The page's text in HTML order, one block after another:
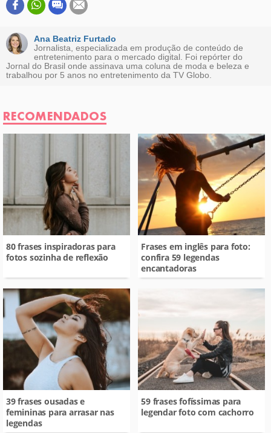
Este conteúdo contém informação incorreta
Este conteúdo não tem a informação que procuro
Outro
Ana Beatriz Furtado
Jornalista, especializada em produção de conteúdo de
entretenimento para o mercado digital. Foi repórter do
Jornal do Brasil onde assinava uma coluna de moda e beleza e
trabalhou por 5 anos no entretenimento da TV Globo.
RECOMENDADOS
80 frases inspiradoras para
fotos sozinha de reflexão
Frases em inglês para foto:
confira 59 legendas
encantadoras
39 frases ousadas e
femininas para arrasar nas
legendas
59 frases fofíssimas para
legendar foto com cachorro